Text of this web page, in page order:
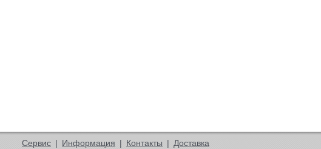
Сервис | Информация | Контакты | Доставка